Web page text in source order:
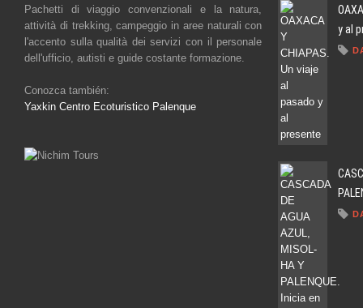
Pachetti di viaggio convenzionali e la natura,
attività di trekking, campeggio in aree naturali con
l'accento sulla qualità dei servizi con il personale
dell'ufficio, autisti e guide costante formazione.
Conozca también:
Yaxkin Centro Ecoturistico Palenque
y al